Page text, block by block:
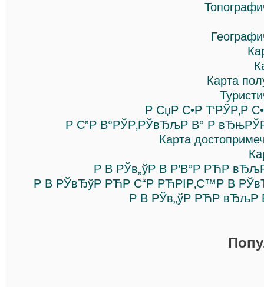
Карта
Р СџР С•Р Т‘РЎР‚Р
Р С”Р В°РЎР‚РЎвЂљР В° Р
Карта
Р В РЎв„ўР В Р’В°Р РЋР
Р В РЎвЂўР РЋР С“Р РЋРІР‚С™Р В
Р В РЎв„ўР РЋР вЂљР